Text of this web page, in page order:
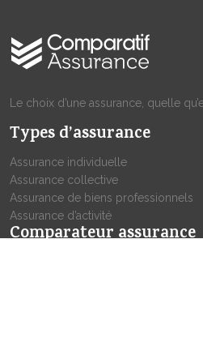
Le choix d’une assurance, quelle
Types d’assurance
Assurance individuelle
Assurance collective
Assurance de biens professionnels
Assurance d’activité
Comparateur assurance